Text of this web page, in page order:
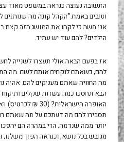
התשובה נעוצה כנראה במשפט מאוד
וטובים באמת "הקהל קונה מה שנותנים
אני חשה כי לקחו את המושג הזה קצת
הילדים? להם עוד יש עתיד.
אז בפעם הבאה אולי תעצרו לשנייה
להם, כשאתם לוקחים אותם לשם. מה
מה החוויה שאתם מעניקים להם. אהיה
הבא תחסכו כמה עשרות שקלים
האופרה הישראלית?
תסבירו להם מה דעתכם על מה שאתם
יותר ממה שנדמה. הרי במהרה הם
מגובש בכל נושא, וכנראה הפוך משלנו,